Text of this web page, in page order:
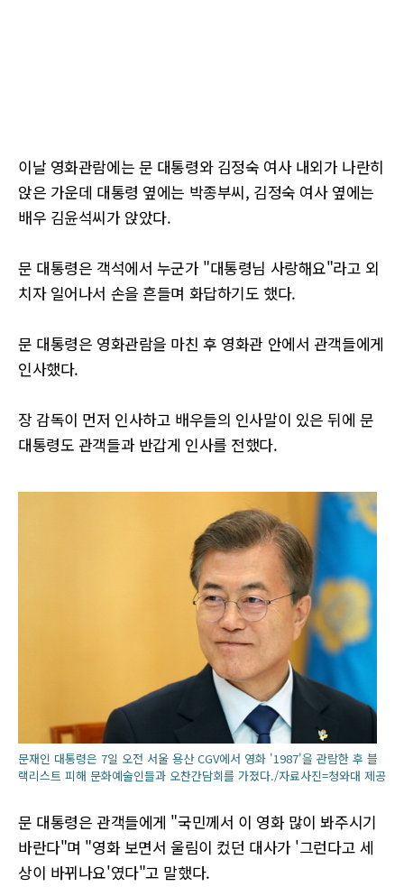
이날 영화관람에는 문 대통령와 김정숙 여사 내외가 나란히
앉은 가운데 대통령 옆에는 박종부씨, 김정숙 여사 옆에는
배우 김윤석씨가 앉았다.
문 대통령은 객석에서 누군가 "대통령님 사랑해요"라고 외
치자 일어나서 손을 흔들며 화답하기도 했다.
문 대통령은 영화관람을 마친 후 영화관 안에서 관객들에게
인사했다.
장 감독이 먼저 인사하고 배우들의 인사말이 있은 뒤에 문
대통령도 관객들과 반갑게 인사를 전했다.
문재인 대통령은 7일 오전 서울 용산 CGV에서 영화 '1987'을 관람한 후 블
랙리스트 피해 문화예술인들과 오찬간담회를 가졌다./자료사진=청와대 제공
문 대통령은 관객들에게 "국민께서 이 영화 많이 봐주시기
바란다"며 "영화 보면서 울림이 컸던 대사가 '그런다고 세
상이 바뀌나요'였다"고 말했다.